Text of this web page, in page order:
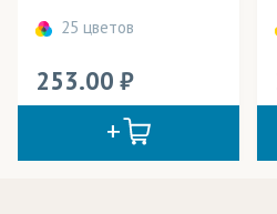
25 цветов
253.00